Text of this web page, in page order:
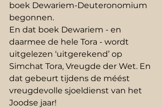
boek Dewariem-Deuteronomium
begonnen.
En dat boek Dewariem - en
daarmee de hele Tora - wordt
uitgelezen ‘uitgerekend’ op
Simchat Tora, Vreugde der Wet. En
dat gebeurt tijdens de méést
vreugdevolle sjoeldienst van het
Joodse jaar!